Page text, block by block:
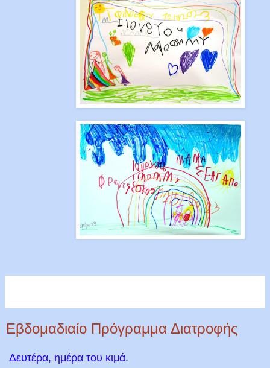
Εβδομαδιαίο Πρόγραμμα Διατροφής
Δευτέρα, ημέρα του κιμά.